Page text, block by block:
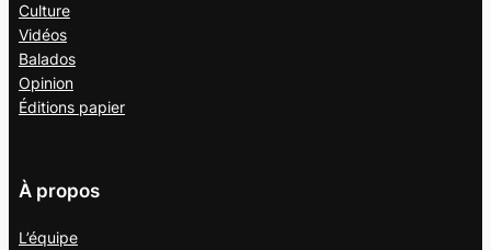
Culture
Vidéos
Balados
Opinion
Éditions papier
À propos
L’équipe